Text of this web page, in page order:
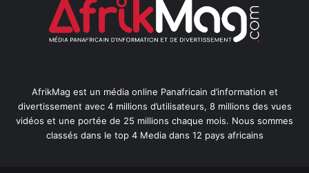
AfrikMag est un média online Panafricain d’information et
divertissement avec 4 millions d’utilisateurs, 8 millions des vues
vidéos et une portée de 25 millions chaque mois. Nous sommes
classés dans le top 4 Media dans 12 pays africains